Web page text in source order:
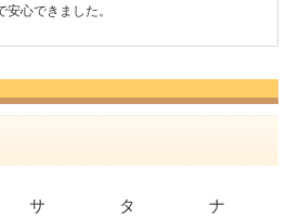
ったです。また利用させてもらいます！
サ タ ナ